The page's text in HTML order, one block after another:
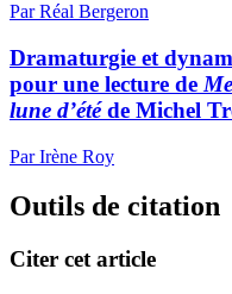
Par Réal Bergeron
Dramaturgie et
pour une lecture de
lune d’étéde Michel
Par Irène Roy
Outils de citation
Citer cet article